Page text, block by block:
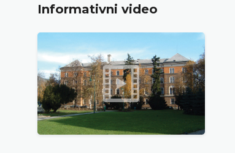
Informativni video